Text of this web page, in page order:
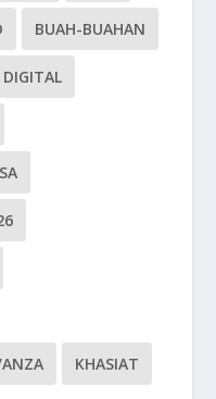
BUAH-BUAHAN
DIGITAL
KHASIAT